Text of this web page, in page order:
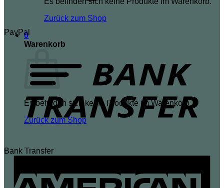
Zurück zum Shop
0
Warenkorb
Es befinden sich keine Produkte im Warenkorb.
Zurück zum Shop
PayPal
Bank Transfer